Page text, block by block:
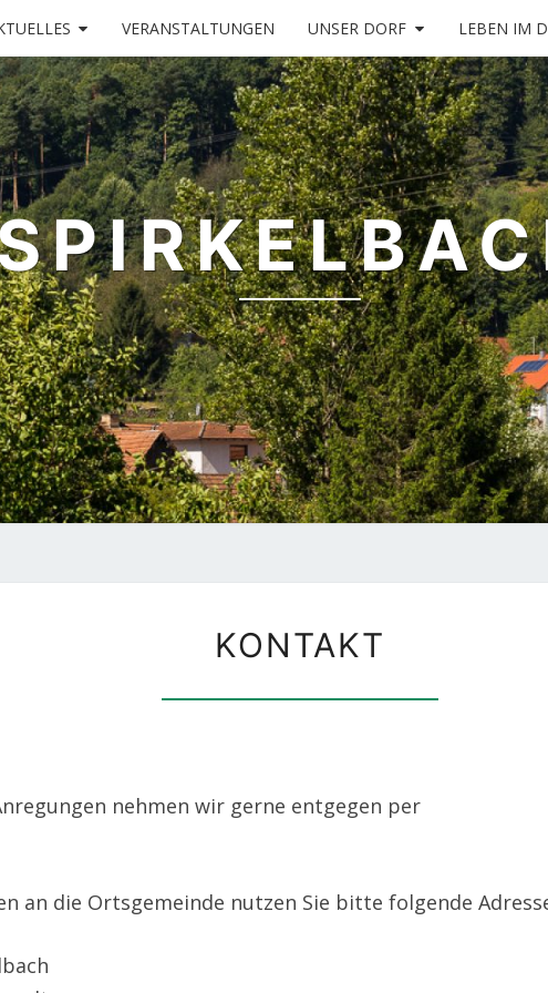
VERANSTALTUNGEN UNSER DORF LEBEN IM
KONTAKT
nehmen wir gerne entgegen per
an die Ortsgemeinde nutzen Sie bitte folgende